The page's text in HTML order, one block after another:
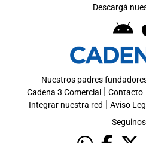
Descargá
Nuestros padres
Cadena 3 Comercial | Contacto
Integrar nuestra red | Aviso